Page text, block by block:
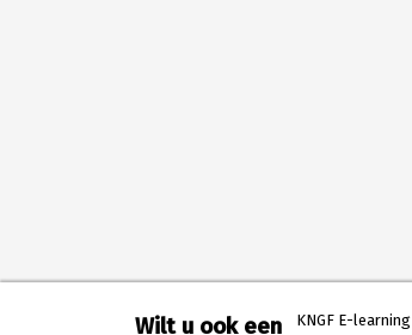
Wilt u ook een
KNGF E-